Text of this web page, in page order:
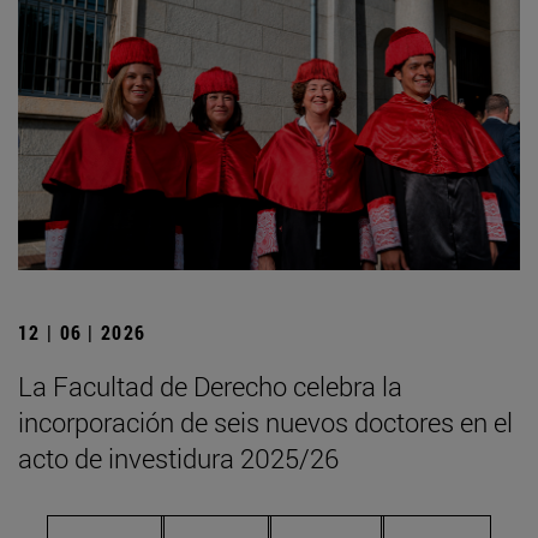
12 | 06 | 2026
La Facultad de Derecho celebra la
incorporación de seis nuevos doctores en el
acto de investidura 2025/26